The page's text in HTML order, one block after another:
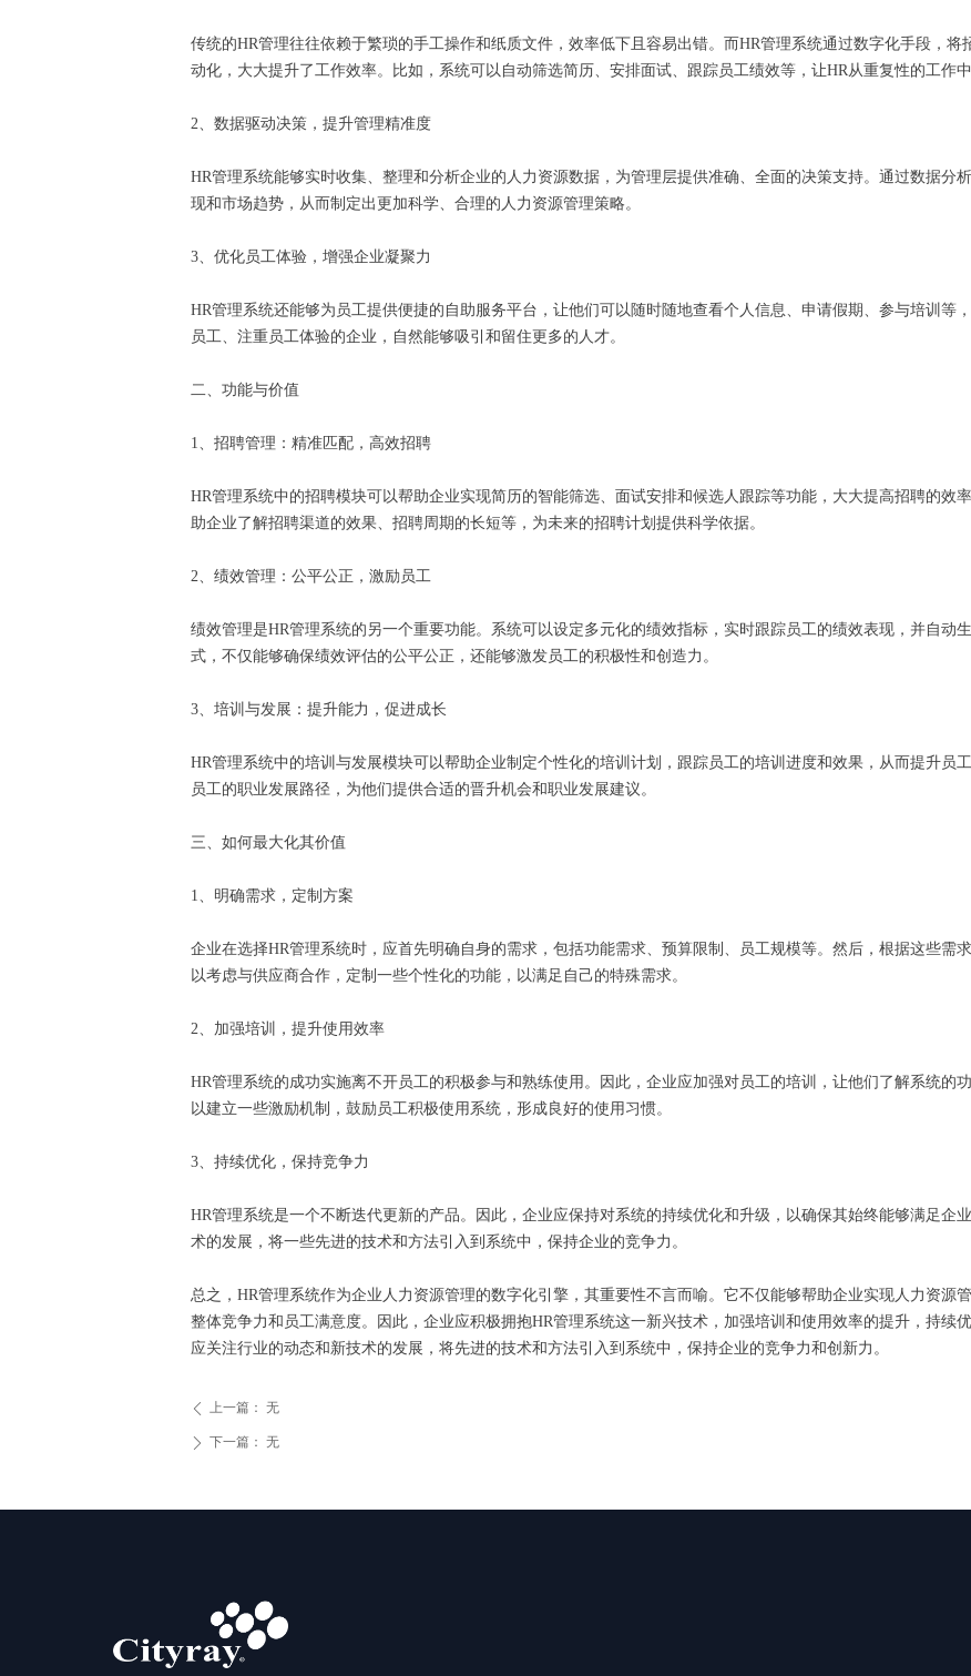
传统的HR管理往往依赖于繁琐的手工操作和纸质文件，效率低下且容易出错。而HR管理系统通过数字化手段，
动化，大大提升了工作效率。比如，系统可以自动筛选简历、安排面试、跟踪员工绩效等，让HR从重复性的工作
2、数据驱动决策，提升管理精准度
HR管理系统能够实时收集、整理和分析企业的人力资源数据，为管理层提供准确、全面的决策支持。通过数据分
现和市场趋势，从而制定出更加科学、合理的人力资源管理策略。
3、优化员工体验，增强企业凝聚力
HR管理系统还能够为员工提供便捷的自助服务平台，让他们可以随时随地查看个人信息、申请假期、参与培训等
员工、注重员工体验的企业，自然能够吸引和留住更多的人才。
二、功能与价值
1、招聘管理：精准匹配，高效招聘
HR管理系统中的招聘模块可以帮助企业实现简历的智能筛选、面试安排和候选人跟踪等功能，大大提高招聘的效
助企业了解招聘渠道的效果、招聘周期的长短等，为未来的招聘计划提供科学依据。
2、绩效管理：公平公正，激励员工
绩效管理是HR管理系统的另一个重要功能。系统可以设定多元化的绩效指标，实时跟踪员工的绩效表现，并自动
式，不仅能够确保绩效评估的公平公正，还能够激发员工的积极性和创造力。
3、培训与发展：提升能力，促进成长
HR管理系统中的培训与发展模块可以帮助企业制定个性化的培训计划，跟踪员工的培训进度和效果，从而提升员
员工的职业发展路径，为他们提供合适的晋升机会和职业发展建议。
三、如何最大化其价值
1、明确需求，定制方案
企业在选择HR管理系统时，应首先明确自身的需求，包括功能需求、预算限制、员工规模等。然后，根据这些需
以考虑与供应商合作，定制一些个性化的功能，以满足自己的特殊需求。
2、加强培训，提升使用效率
HR管理系统的成功实施离不开员工的积极参与和熟练使用。因此，企业应加强对员工的培训，让他们了解系统的
以建立一些激励机制，鼓励员工积极使用系统，形成良好的使用习惯。
3、持续优化，保持竞争力
HR管理系统是一个不断迭代更新的产品。因此，企业应保持对系统的持续优化和升级，以确保其始终能够满足企
术的发展，将一些先进的技术和方法引入到系统中，保持企业的竞争力。
总之，HR管理系统作为企业人力资源管理的数字化引擎，其重要性不言而喻。它不仅能够帮助企业实现人力资源
整体竞争力和员工满意度。因此，企业应积极拥抱HR管理系统这一新兴技术，加强培训和使用效率的提升，持续
应关注行业的动态和新技术的发展，将先进的技术和方法引入到系统中，保持企业的竞争力和创新力。
ꄴ 上一篇： 无
ꄲ 下一篇： 无